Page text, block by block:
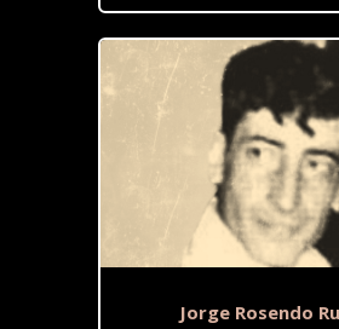
Jorge Rosendo